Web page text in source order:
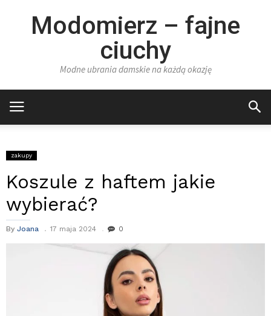
Modomierz – fajne
ciuchy
Modne ubrania damskie na każdą okazję
zakupy
Koszule z haftem jakie
wybierać?
By Joana 17 maja 2024 0